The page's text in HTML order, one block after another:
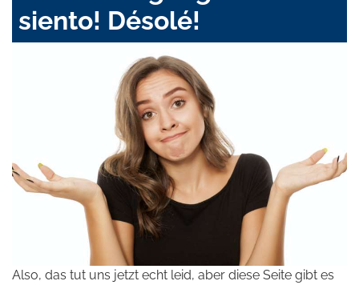
siento! Désolé!
Also, das tut uns jetzt echt leid, aber diese Seite gibt es